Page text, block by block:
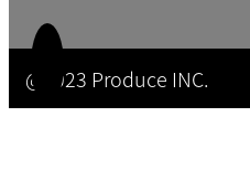
@2023 Produce INC.